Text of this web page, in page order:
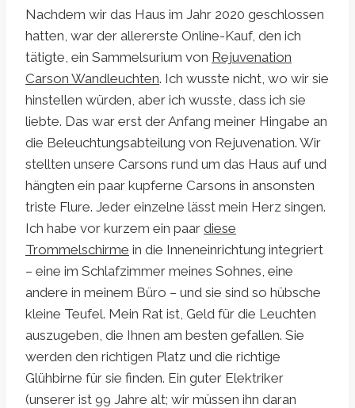
Nachdem wir das Haus im Jahr 2020 geschlossen
hatten, war der allererste Online-Kauf, den ich
tätigte, ein Sammelsurium von Rejuvenation
Carson Wandleuchten. Ich wusste nicht, wo wir sie
hinstellen würden, aber ich wusste, dass ich sie
liebte. Das war erst der Anfang meiner Hingabe an
die Beleuchtungsabteilung von Rejuvenation. Wir
stellten unsere Carsons rund um das Haus auf und
hängten ein paar kupferne Carsons in ansonsten
triste Flure. Jeder einzelne lässt mein Herz singen.
Ich habe vor kurzem ein paar diese
Trommelschirme in die Inneneinrichtung integriert
– eine im Schlafzimmer meines Sohnes, eine
andere in meinem Büro – und sie sind so hübsche
kleine Teufel. Mein Rat ist, Geld für die Leuchten
auszugeben, die Ihnen am besten gefallen. Sie
werden den richtigen Platz und die richtige
Glühbirne für sie finden. Ein guter Elektriker
(unserer ist 99 Jahre alt; wir müssen ihn daran